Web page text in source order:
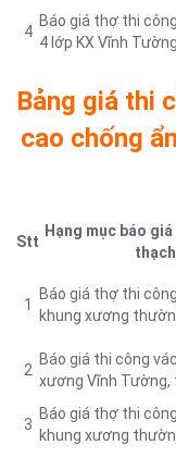
4
Báo giá thợ thi
4 lớp KX Vĩnh
Bảng giá thi
cao chống
Stt
Hạng mục báo
1
Báo giá thợ thi
khung xương
2
Báo giá thi công
xương Vĩnh Tường,
3
Báo giá thợ thi
khung xương